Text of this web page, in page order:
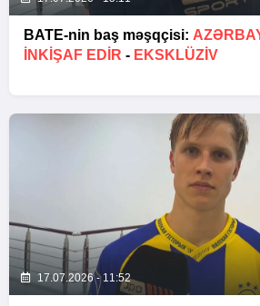
BATE-nin baş məşqçisi:
INKIŞAF EDIR - EKSKLÜZİV
17.07.2026 - 11:52